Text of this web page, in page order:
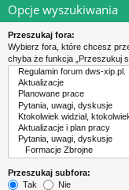
Opcje wyszukiwania
Przeszukaj fora:
Wybierz fora, które chcesz
chyba że funkcja „Przeszukuj
Przeszukaj subfora:
Tak
Nie